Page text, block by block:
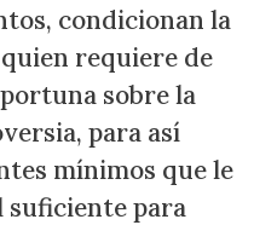
condicionan la
requiere de
sobre la
para así
mínimos que le
para